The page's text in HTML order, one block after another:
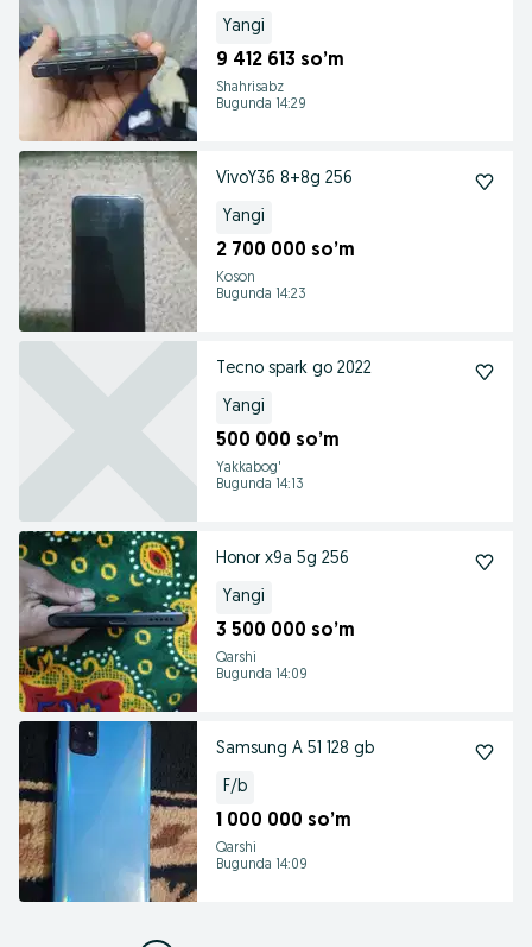
Yangi
9 412 613 so’m
Shahrisabz
Bugunda 14:29
VivoY36 8+8g 256
Yangi
2 700 000 so’m
Koson
Bugunda 14:23
Tecno spark go 2022
Yangi
500 000 so’m
Yakkabog'
Bugunda 14:13
Honor x9a 5g 256
Yangi
3 500 000 so’m
Qarshi
Bugunda 14:09
Samsung A 51 128 gb
F/b
1 000 000 so’m
Qarshi
Bugunda 14:09